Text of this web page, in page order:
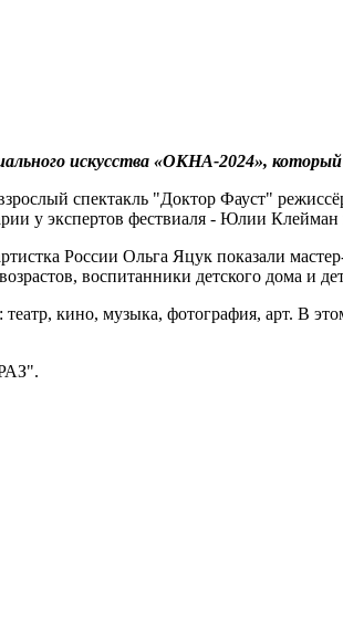
искусства «ОКНА-2024»,
спектакль "Доктор Фауст"
у экспертов фествиаля - Юлии
России Ольга Яцук показали
воспитанники детского дома и
кино, музыка, фотография, арт. В